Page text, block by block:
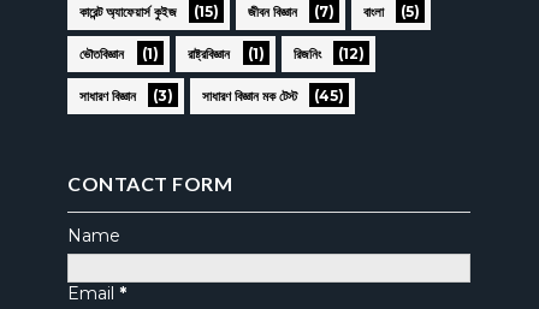
কারেন্ট অ্যাফেয়ার্স কুইজ (15) জীবন বিজ্ঞান (7) বাংলা (5)
ভৌতবিজ্ঞান (1) রাষ্ট্রবিজ্ঞান (1) রিজনিং (12)
সাধারণ বিজ্ঞান (3) সাধারণ বিজ্ঞান মক টেস্ট (45)
CONTACT FORM
Name
Email *